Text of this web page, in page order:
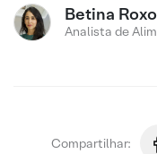
Betina Roxo
Analista de
Compartilhar: